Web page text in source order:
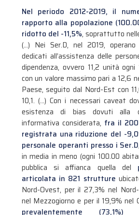
Nel periodo 2012-2019, il
rapporto alla popolazione
ridotto del -11,5%, soprattutto
(…) Nei Ser.D, nel 2019,
dedicati all’assistenza delle
dipendenza, ovvero 11,2 unità
con un valore massimo pari a 12,6
Paese, seguito dal Nord-Est con
10,1. (…) Con i necessari caveat
esistenza di bias dovuti alla
informativa considerata, fra il
registrata una riduzione del -
personale operanti presso i Ser.D
in media in meno (ogni 100.00
pubblica si affianca quella del
articolata in 821 strutture
Nord-Ovest, per il 27,3% nel
nel Mezzogiorno e per il 19,9% nel
prevalentemente